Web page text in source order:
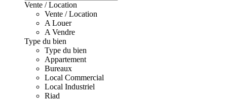
Vente / Location
Vente / Location
A Louer
A Vendre
Type du bien
Type du bien
Appartement
Bureaux
Local Commercial
Local Industriel
Riad